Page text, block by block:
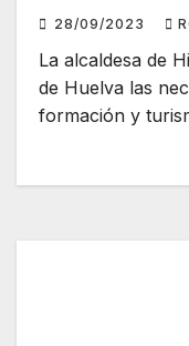
28/09/2023
La alcaldesa de
de Huelva las
formación y